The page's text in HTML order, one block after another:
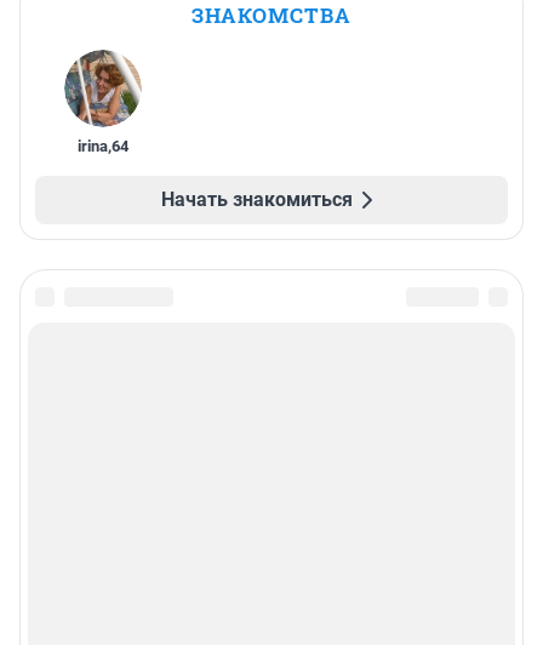
ЗНАКОМСТВА
irina,64
Начать знакомиться